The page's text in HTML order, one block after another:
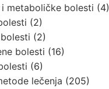
i metaboličke bolesti (4)
(2)
(2)
bolesti (16)
(6)
lečenja (205)